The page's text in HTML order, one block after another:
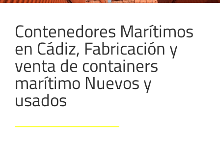
Contenedores Marítimos
en Cádiz, Fabricación y
venta de containers
marítimo Nuevos y
usados